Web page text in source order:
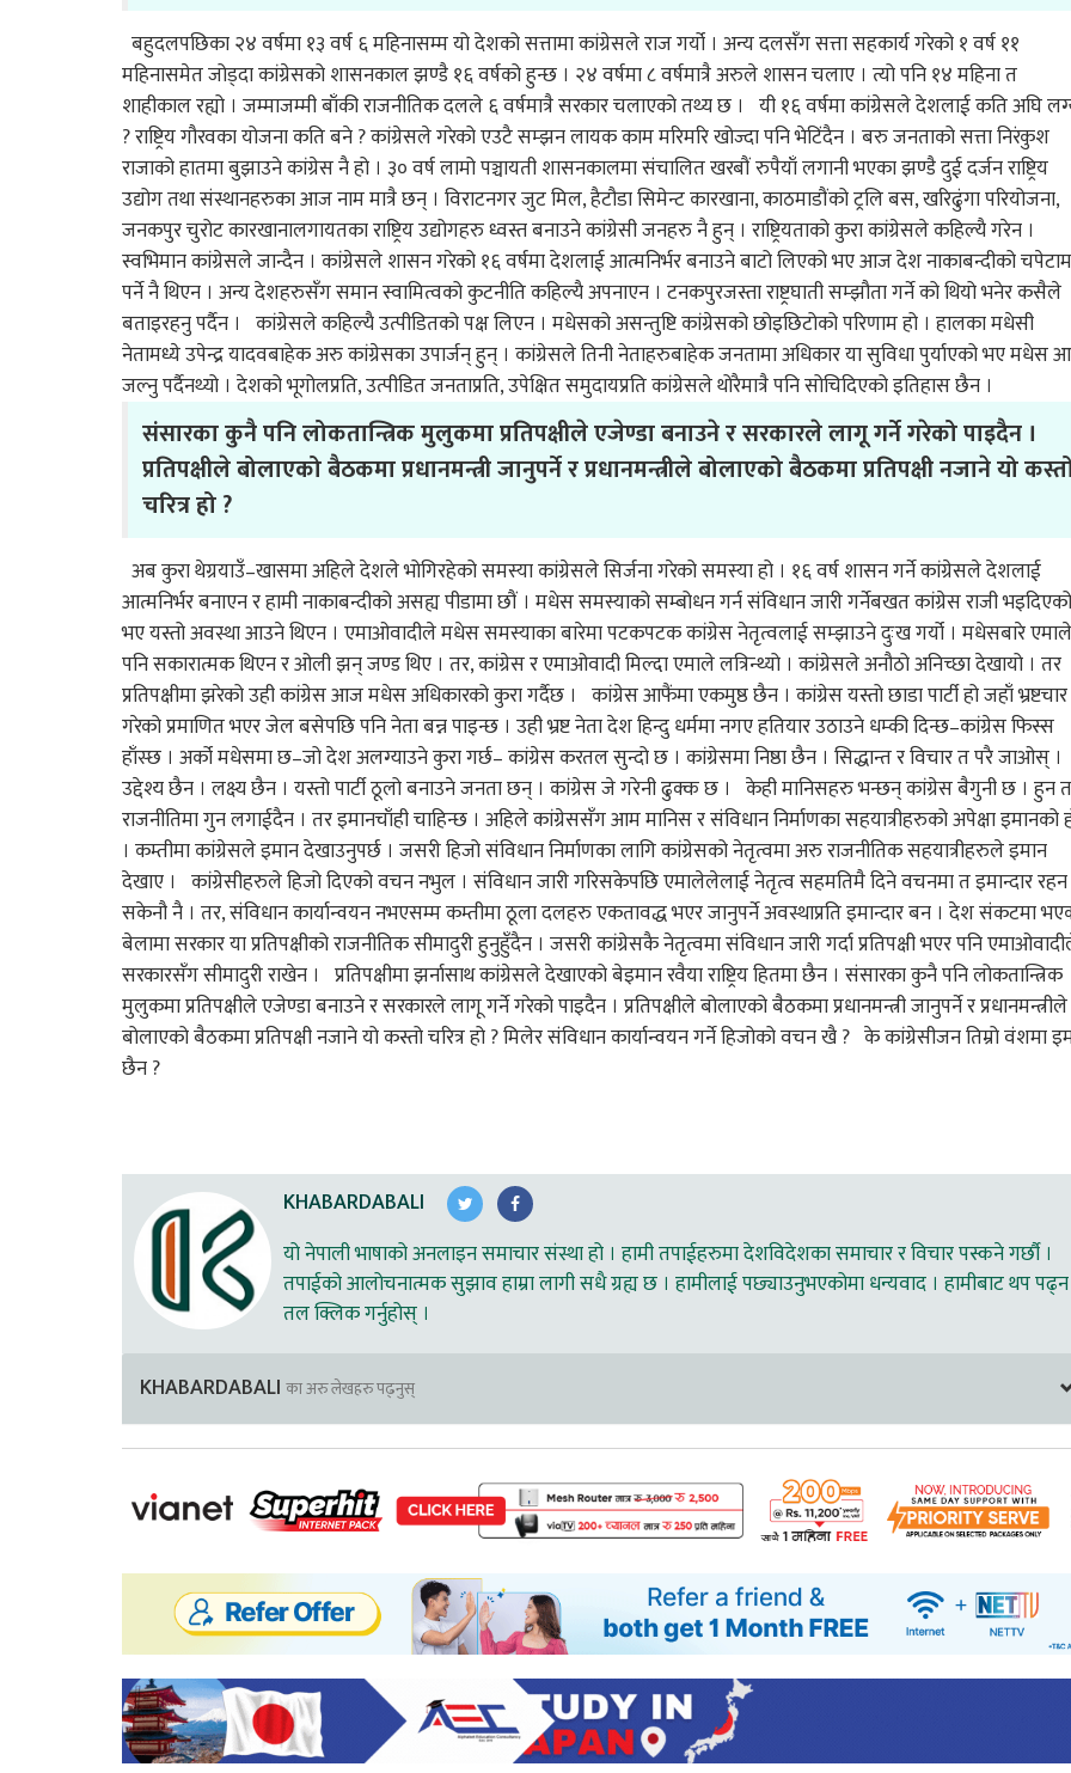
बहुदलपछिका २४ वर्षमा १३ वर्ष ६ महिनासम्म यो देशको सत्तामा कांग्रेसले राज गर्यो । अन्य दलसँग सत्ता सहकार्य गरेको १ वर्ष ११
महिनासमेत जोड्दा कांग्रेसको शासनकाल झण्डै १६ वर्षको हुन्छ । २४ वर्षमा ८ वर्षमात्रै अरुले शासन चलाए । त्यो पनि १४ महिना त
शाहीकाल रह्यो । जम्माजम्मी बाँकी राजनीतिक दलले ६ वर्षमात्रै सरकार चलाएको तथ्य छ । यी १६ वर्षमा कांग्रेसले देशलाई कति अघि
? राष्ट्रिय गौरवका योजना कति बने ? कांग्रेसले गरेको एउटै सम्झन लायक काम मरिमरि खोज्दा पनि भेटिंदैन । बरु जनताको सत्ता निरंकुश
राजाको हातमा बुझाउने कांग्रेस नै हो । ३० वर्ष लामो पञ्चायती शासनकालमा संचालित खरबौं रुपैयाँ लगानी भएका झण्डै दुई दर्जन राष्ट्रिय
उद्योग तथा संस्थानहरुका आज नाम मात्रै छन् । विराटनगर जुट मिल, हैटौडा सिमेन्ट कारखाना, काठमाडौंको ट्रलि बस, खरिढुंगा परियोजना,
जनकपुर चुरोट कारखानालगायतका राष्ट्रिय उद्योगहरु ध्वस्त बनाउने कांग्रेसी जनहरु नै हुन् । राष्ट्रियताको कुरा कांग्रेसले कहिल्यै गरेन ।
स्वभिमान कांग्रेसले जान्दैन । कांग्रेसले शासन गरेको १६ वर्षमा देशलाई आत्मनिर्भर बनाउने बाटो लिएको भए आज देश नाकाबन्दीको
पर्ने नै थिएन । अन्य देशहरुसँग समान स्वामित्वको कुटनीति कहिल्यै अपनाएन । टनकपुरजस्ता राष्ट्रघाती सम्झौता गर्ने को थियो भनेर कसैले
बताइरहनु पर्दैन । कांग्रेसले कहिल्यै उत्पीडितको पक्ष लिएन । मधेसको असन्तुष्टि कांग्रेसको छोइछिटोको परिणाम हो । हालका मधेसी
नेतामध्ये उपेन्द्र यादवबाहेक अरु कांग्रेसका उपार्जन् हुन् । कांग्रेसले तिनी नेताहरुबाहेक जनतामा अधिकार या सुविधा पुर्याएको भए मधेस
जल्नु पर्दैनथ्यो । देशको भूगोलप्रति, उत्पीडित जनताप्रति, उपेक्षित समुदायप्रति कांग्रेसले थोरैमात्रै पनि सोचिदिएको इतिहास छैन ।
संसारका कुनै पनि लोकतान्त्रिक मुलुकमा प्रतिपक्षीले एजेण्डा बनाउने र सरकारले लागू गर्ने गरेको पाइदैन ।
प्रतिपक्षीले बोलाएको बैठकमा प्रधानमन्त्री जानुपर्ने र प्रधानमन्त्रीले बोलाएको बैठकमा प्रतिपक्षी नजाने यो
चरित्र हो ?
अब कुरा थेग्रयाउँ–खासमा अहिले देशले भोगिरहेको समस्या कांग्रेसले सिर्जना गरेको समस्या हो । १६ वर्ष शासन गर्ने कांग्रेसले देशलाई
आत्मनिर्भर बनाएन र हामी नाकाबन्दीको असह्य पीडामा छौं । मधेस समस्याको सम्बोधन गर्न संविधान जारी गर्नेबखत कांग्रेस राजी भइदिएको
भए यस्तो अवस्था आउने थिएन । एमाओवादीले मधेस समस्याका बारेमा पटकपटक कांग्रेस नेतृत्वलाई सम्झाउने दुःख गर्यो । मधेसबारे एमाले
पनि सकारात्मक थिएन र ओली झन् जण्ड थिए । तर, कांग्रेस र एमाओवादी मिल्दा एमाले लत्रिन्थ्यो । कांग्रेसले अनौठो अनिच्छा देखायो । तर
प्रतिपक्षीमा झरेको उही कांग्रेस आज मधेस अधिकारको कुरा गर्दैछ । कांग्रेस आफैंमा एकमुष्ठ छैन । कांग्रेस यस्तो छाडा पार्टी हो जहाँ भ्रष्टचार
गरेको प्रमाणित भएर जेल बसेपछि पनि नेता बन्न पाइन्छ । उही भ्रष्ट नेता देश हिन्दु धर्ममा नगए हतियार उठाउने धम्की दिन्छ–कांग्रेस फिस्स
हाँस्छ । अर्को मधेसमा छ–जो देश अलग्याउने कुरा गर्छ– कांग्रेस करतल सुन्दो छ । कांग्रेसमा निष्ठा छैन । सिद्धान्त र विचार त परै जाओस् ।
उद्देश्य छैन । लक्ष्य छैन । यस्तो पार्टी ठूलो बनाउने जनता छन् । कांग्रेस जे गरेनी ढुक्क छ । केही मानिसहरु भन्छन् कांग्रेस बैगुनी छ । हुन त
राजनीतिमा गुन लगाईदैन । तर इमानचाँही चाहिन्छ । अहिले कांग्रेससँग आम मानिस र संविधान निर्माणका सहयात्रीहरुको अपेक्षा इमानको
। कम्तीमा कांग्रेसले इमान देखाउनुपर्छ । जसरी हिजो संविधान निर्माणका लागि कांग्रेसको नेतृत्वमा अरु राजनीतिक सहयात्रीहरुले इमान
देखाए । कांग्रेसीहरुले हिजो दिएको वचन नभुल । संविधान जारी गरिसकेपछि एमालेलेलाई नेतृत्व सहमतिमै दिने वचनमा त इमान्दार रहन
सकेनौ नै । तर, संविधान कार्यान्वयन नभएसम्म कम्तीमा ठूला दलहरु एकतावद्ध भएर जानुपर्ने अवस्थाप्रति इमान्दार बन । देश संकटमा
बेलामा सरकार या प्रतिपक्षीको राजनीतिक सीमादुरी हुनुहुँदैन । जसरी कांग्रेसकै नेतृत्वमा संविधान जारी गर्दा प्रतिपक्षी भएर पनि
सरकारसँग सीमादुरी राखेन । प्रतिपक्षीमा झर्नासाथ कांग्रेसले देखाएको बेइमान रवैया राष्ट्रिय हितमा छैन । संसारका कुनै पनि लोकतान्त्रिक
मुलुकमा प्रतिपक्षीले एजेण्डा बनाउने र सरकारले लागू गर्ने गरेको पाइदैन । प्रतिपक्षीले बोलाएको बैठकमा प्रधानमन्त्री जानुपर्ने र प्रधानमन्त्रीले
बोलाएको बैठकमा प्रतिपक्षी नजाने यो कस्तो चरित्र हो ? मिलेर संविधान कार्यान्वयन गर्ने हिजोको वचन खै ? के कांग्रेसीजन तिम्रो वंशमा
छैन ?
KHABARDABALI
यो नेपाली भाषाको अनलाइन समाचार संस्था हो । हामी तपाईहरुमा देशविदेशका समाचार र विचार पस्कने गर्छौ ।
तपाईको आलोचनात्मक सुझाव हाम्रा लागी सधै ग्रह्य छ । हामीलाई पछ्याउनुभएकोमा धन्यवाद । हामीबाट थप पढ्न
तल क्लिक गर्नुहोस् ।
KHABARDABALI का अरु लेखहरु पढ्नुस्